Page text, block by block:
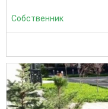
Собственник